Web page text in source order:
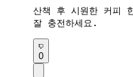
산책 후 시원한 커피
잘 충전하세요.
0